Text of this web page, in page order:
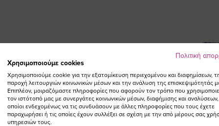
Πολιτική
Χρησιμοποιούμε cookies
Χρησιμοποιούμε cookie για την εξατομίκευση περιεχομένου και διαφημίσεων,
παροχή λειτουργιών κοινωνικών μέσων και την ανάλυση της επισκεψιμότητάς
Επιπλέον, μοιραζόμαστε πληροφορίες που αφορούν τον τρόπο που
τον ιστότοπό μας με συνεργάτες κοινωνικών μέσων, διαφήμισης και αναλύσεων,
οποίοι ενδεχομένως να τις συνδυάσουν με άλλες πληροφορίες που τους έχετε
παραχωρήσει ή τις οποίες έχουν συλλέξει σε σχέση με την από μέρους σας
υπηρεσιών τους.